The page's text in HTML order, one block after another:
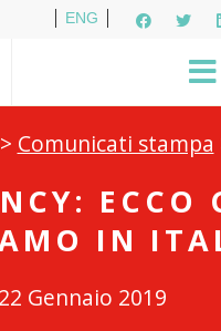
ENG
> Comunicati stampa
ECCO
IN
22 Gennaio 2019